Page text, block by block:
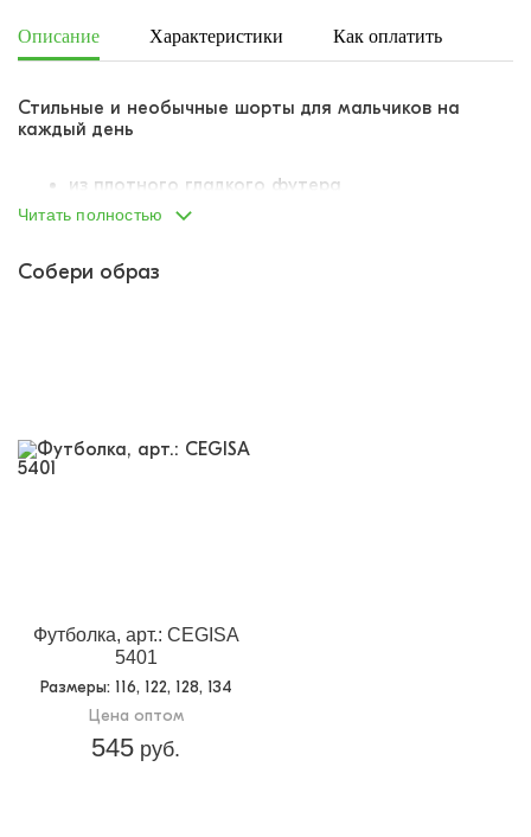
Описание Характеристики Как оплатить
Стильные и необычные шорты для мальчиков на
каждый день
из плотного гладкого футера
свободный крой
лучшей посадки на талии
Читать полностью
Собери образ
Футболка, арт.: CEGISA
5401
Размеры: 116, 122, 128, 134
Цена оптом
545 руб.